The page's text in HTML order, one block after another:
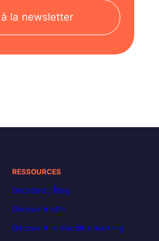
à la newsletter
RESSOURCES
Decoded | Blog
Découvrir n8n
Découvrir le machine learning